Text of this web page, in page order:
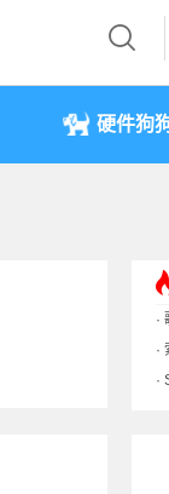
硬件狗
·
·
·